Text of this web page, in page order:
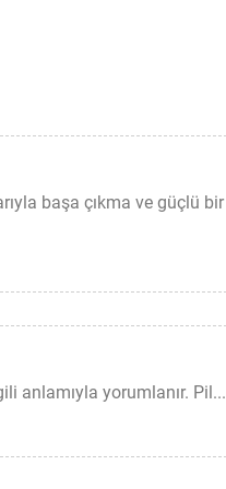
başa çıkma ve güçlü bir
anlamıyla yorumlanır. Pil...